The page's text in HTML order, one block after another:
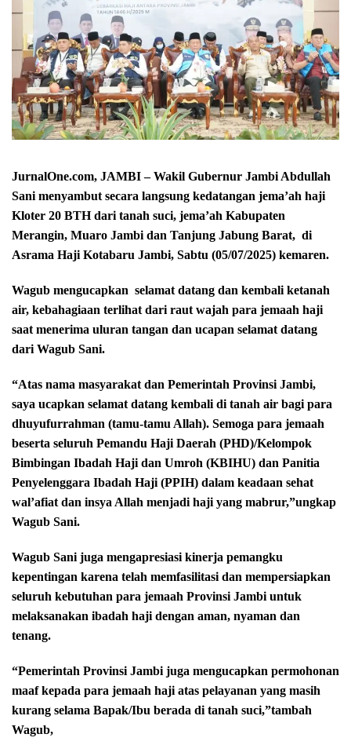
JurnalOne.com, JAMBI – Wakil Gubernur Jambi Abdullah
Sani menyambut secara langsung kedatangan jema’ah haji
Kloter 20 BTH dari tanah suci, jema’ah Kabupaten
Merangin, Muaro Jambi dan Tanjung Jabung Barat, di
Asrama Haji Kotabaru Jambi, Sabtu (05/07/2025) kemaren.
Wagub mengucapkan selamat datang dan kembali ketanah
air, kebahagiaan terlihat dari raut wajah para jemaah haji
saat menerima uluran tangan dan ucapan selamat datang
dari Wagub Sani.
“Atas nama masyarakat dan Pemerintah Provinsi Jambi,
saya ucapkan selamat datang kembali di tanah air bagi para
dhuyufurrahman (tamu-tamu Allah). Semoga para jemaah
beserta seluruh Pemandu Haji Daerah (PHD)/Kelompok
Bimbingan Ibadah Haji dan Umroh (KBIHU) dan Panitia
Penyelenggara Ibadah Haji (PPIH) dalam keadaan sehat
wal’afiat dan insya Allah menjadi haji yang mabrur,”ungkap
Wagub Sani.
Wagub Sani juga mengapresiasi kinerja pemangku
kepentingan karena telah memfasilitasi dan mempersiapkan
seluruh kebutuhan para jemaah Provinsi Jambi untuk
melaksanakan ibadah haji dengan aman, nyaman dan
tenang.
“Pemerintah Provinsi Jambi juga mengucapkan permohonan
maaf kepada para jemaah haji atas pelayanan yang masih
kurang selama Bapak/Ibu berada di tanah suci,”tambah
Wagub,